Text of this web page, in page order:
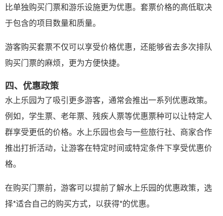
比单独购买门票和游乐设施更为优惠。套票价格的高低取决
于包含的项目数量和质量。
游客购买套票不仅可以享受价格优惠，还能够省去多次排队
购买门票的麻烦，更为方便快捷。
四、优惠政策
水上乐园为了吸引更多游客，通常会推出一系列优惠政策。
例如，学生票、老年票、残疾人票等优惠票种可以让特定人
群享受更低的价格。水上乐园也会与一些旅行社、商家合作
推出打折活动，让游客在特定时间或特定条件下享受优惠价
格。
在购买门票前，游客可以提前了解水上乐园的优惠政策，选
择*适合自己的购买方式，以获得*的优惠。